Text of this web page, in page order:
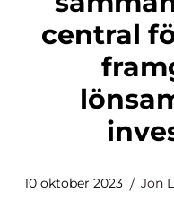
central
10 oktober 2023 Jon